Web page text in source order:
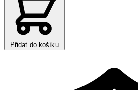
Přidat do košíku